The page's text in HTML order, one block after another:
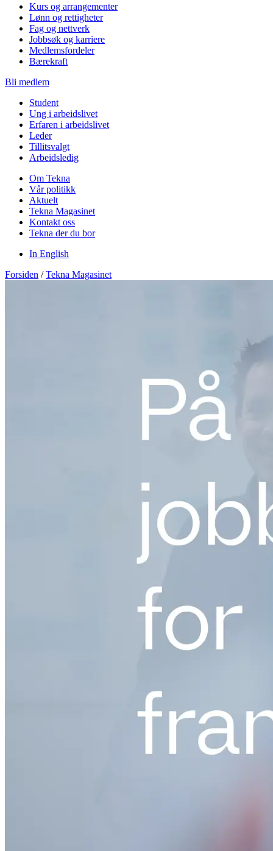
Kurs og arrangementer
Lønn og rettigheter
Fag og nettverk
Jobbsøk og karriere
Medlemsfordeler
Bærekraft
Bli medlem
Student
Ung i arbeidslivet
Erfaren i arbeidslivet
Leder
Tillitsvalgt
Arbeidsledig
Om Tekna
Vår politikk
Aktuelt
Tekna Magasinet
Kontakt oss
Tekna der du bor
In English
Forsiden / Tekna Magasinet